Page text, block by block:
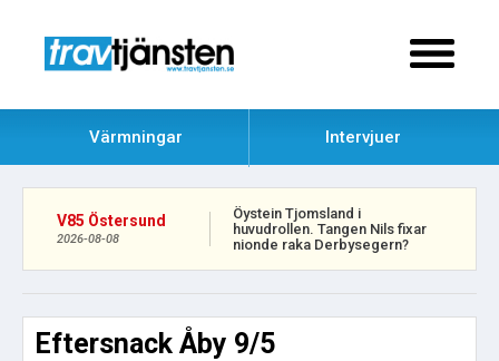
Värmningar Intervjuer
V85 Östersund
2026-08-08
Öystein Tjomsland i
huvudrollen. Tangen Nils fixar
nionde raka Derbysegern?
Eftersnack Åby 9/5